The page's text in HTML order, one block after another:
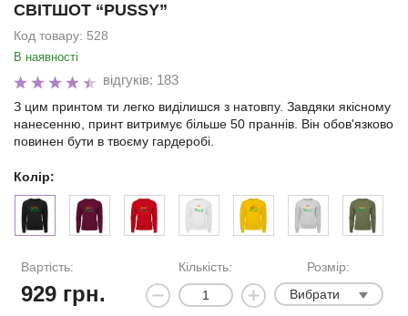
CВІТШОТ “PUSSY”
Код товару: 528
В наявності
відгуків: 183
З цим принтом ти легко виділишся з натовпу. Завдяки якісному
нанесенню, принт витримує більше 50 праннів. Він обов'язково
повинен бути в твоєму гардеробі.
Колір:
Вартість:
929грн.
Кількість:
Розмір:
Вибрати